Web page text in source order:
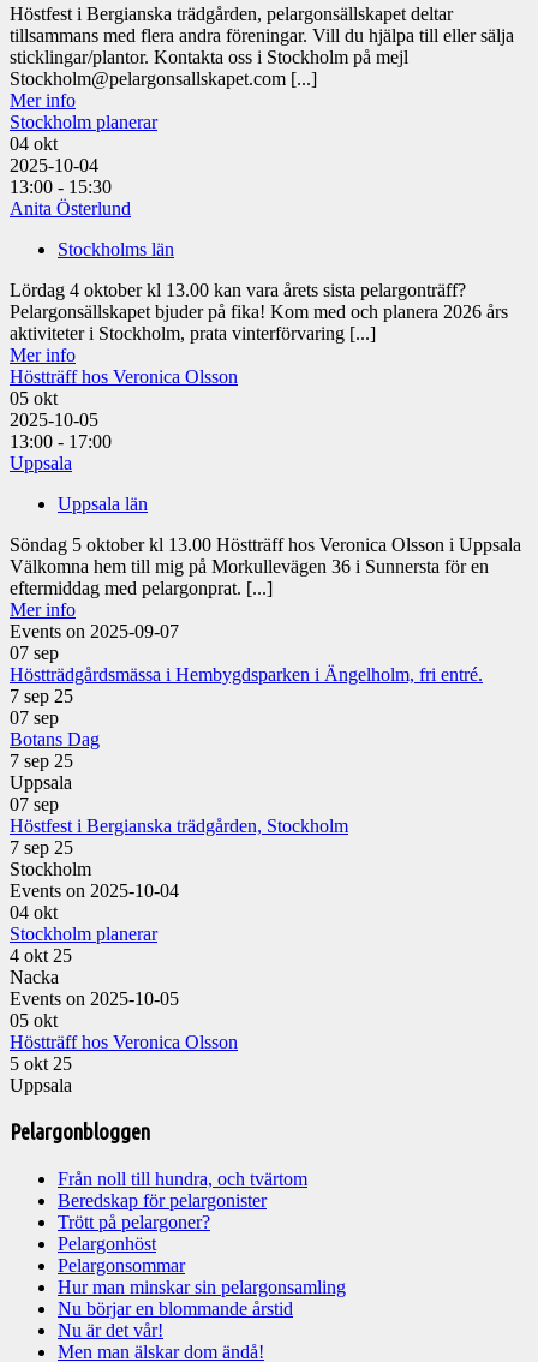
Höstfest i Bergianska trädgården, pelargonsällskapet deltar
tillsammans med flera andra föreningar. Vill du hjälpa till eller sälja
sticklingar/plantor. Kontakta oss i Stockholm på mejl
Stockholm@pelargonsallskapet.com [...]
Mer info
Stockholm planerar
04 okt
2025-10-04
13:00 - 15:30
Anita Österlund
Stockholms län
Lördag 4 oktober kl 13.00 kan vara årets sista pelargonträff?
Pelargonsällskapet bjuder på fika! Kom med och planera 2026 års
aktiviteter i Stockholm, prata vinterförvaring [...]
Mer info
Höstträff hos Veronica Olsson
05 okt
2025-10-05
13:00 - 17:00
Uppsala
Uppsala län
Söndag 5 oktober kl 13.00 Höstträff hos Veronica Olsson i Uppsala
Välkomna hem till mig på Morkullevägen 36 i Sunnersta för en
eftermiddag med pelargonprat. [...]
Mer info
Events on 2025-09-07
07 sep
Höstträdgårdsmässa i Hembygdsparken i Ängelholm, fri entré.
7 sep 25
07 sep
Botans Dag
7 sep 25
Uppsala
07 sep
Höstfest i Bergianska trädgården, Stockholm
7 sep 25
Stockholm
Events on 2025-10-04
04 okt
Stockholm planerar
4 okt 25
Nacka
Events on 2025-10-05
05 okt
Höstträff hos Veronica Olsson
5 okt 25
Uppsala
Pelargonbloggen
Från noll till hundra, och tvärtom
Beredskap för pelargonister
Trött på pelargoner?
Pelargonhöst
Pelargonsommar
Hur man minskar sin pelargonsamling
Nu börjar en blommande årstid
Nu är det vår!
Men man älskar dom ändå!